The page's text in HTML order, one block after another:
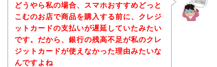
どうやら私の場合、スマホおすすめどっと
こむのお店で商品を購入する前に、クレジ
ットカードの支払いが遅延していたみたい
です。だから、銀行の残高不足が私のクレ
ジットカードが使えなかった理由みたいな
んですよね